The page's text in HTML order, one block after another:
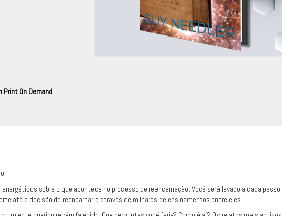
Print On Demand
sobre o que acontece no processo de reencarnação. Você será levado a cada passo
até a decisão de reencarnar e através de milhares de ensinamentos entre eles.